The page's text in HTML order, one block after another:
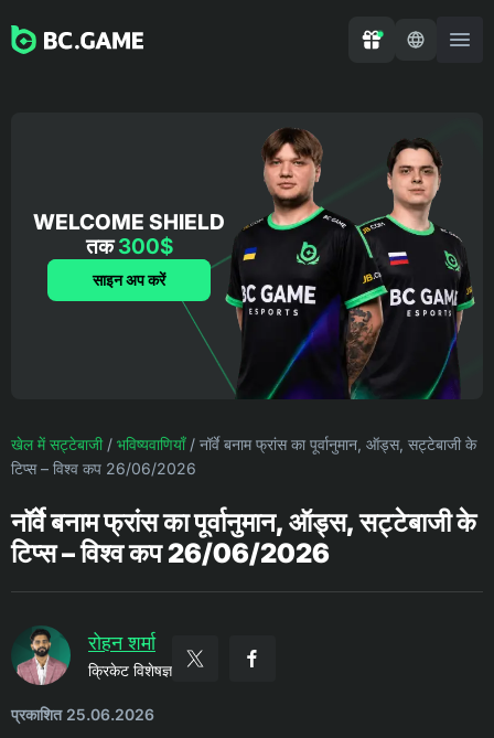
WELCOME SHIELD
तक300$
साइन अप करें
खेल में सट्टेबाजी/ भविष्यवाणियाँ/ नॉर्वे बनाम फ्रांस का पूर्वानुमान, ऑड्स, सट्टेबाजी के
टिप्स – विश्व कप 26/06/2026
नॉर्वे बनाम फ्रांस का पूर्वानुमान, ऑड्स, सट्टेबाजी के
टिप्स – विश्व कप 26/06/2026
रोहन शर्मा
क्रिकेट विशेषज्ञ
प्रकाशित 25.06.2026